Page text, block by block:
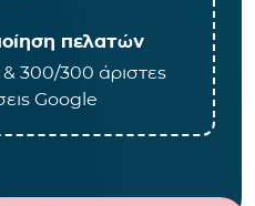
πελατών
300/300 άριστες
Google